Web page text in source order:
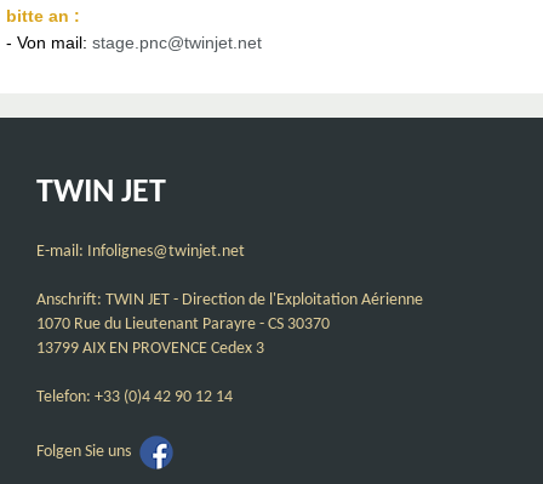
bitte an :
- Von mail: stage.pnc@twinjet.net
TWIN JET
E-mail: Infolignes@twinjet.net
Anschrift: TWIN JET - Direction de l'Exploitation Aérienne
1070 Rue du Lieutenant Parayre - CS 30370
13799 AIX EN PROVENCE Cedex 3
Telefon: +33 (0)4 42 90 12 14
Folgen Sie uns